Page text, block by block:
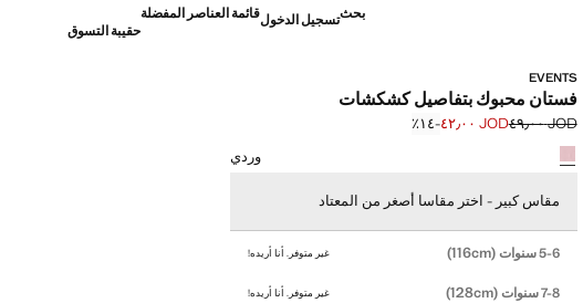
بحثتسجيل الدخولقائمة العناصر المفضلة
حقيبة التسوق
EVENTS
فستان محبوك بتفاصيل كشكشات
السعر الأول محذوف [JOD ٤٩٫٠٠ ]
JOD ٤٩٫٠٠
السعر الحالي [JOD ٤٢٫٠٠ ]JOD ٤٢٫٠٠
؜-١٤٪؜
حدد اللون
وردي
مقاس كبير - اختر مقاسا أصغر من المعتاد
5-6 سنوات (116cm) غير متوفر. أنا أريده!
7-8 سنوات (128cm) غير متوفر. أنا أريده!